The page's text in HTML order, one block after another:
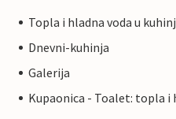
Topla i hladna voda u
Dnevni-kuhinja
Galerija
Kupaonica - Toalet: topla i